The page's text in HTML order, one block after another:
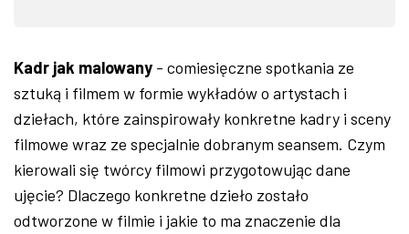
Kadr jak malowany - comiesięczne spotkania ze
sztuką i filmem w formie wykładów o artystach i
dziełach, które zainspirowały konkretne kadry i sceny
filmowe wraz ze specjalnie dobranym seansem. Czym
kierowali się twórcy filmowi przygotowując dane
ujęcie? Dlaczego konkretne dzieło zostało
odtworzone w filmie i jakie to ma znaczenie dla